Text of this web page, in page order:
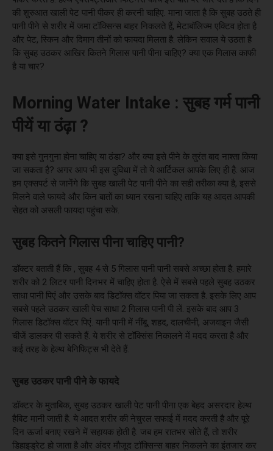
की शुरुआत खाली पेट पानी पीकर ही करनी चाहिए. माना जाता है कि सुबह उठते ही
पानी पीने से शरीर में जमा टॉक्सिन्स बाहर निकलते हैं, मेटाबॉलिज्म एक्टिव होता है
और पेट, स्किन और दिमाग तीनों को फायदा मिलता है. लेकिन सवाल ये उठता है
कि सुबह उठकर आखिर कितने गिलास पानी पीना चाहिए? क्या एक गिलास काफी
है या चार?
Morning Water Intake : सुबह गर्म पानी
पीयें या ठंढ़ा ?
क्या इसे गुनगुना होना चाहिए या ठंडा? और क्या इसे पीने के तुरंत बाद नाश्ता किया
जा सकता है? अगर आप भी इस दुविधा में तो ये आर्टिकल आपके लिए ही है. आज
हम एक्सपर्ट से जानेंगे कि सुबह खाली पेट पानी पीने का सही तरीका क्या है, इससे
मिलने वाले फायदे और किन बातों का ध्यान रखना चाहिए ताकि यह आदत आपकी
सेहत को असली फायदा पहुंचा सके.
सुबह कितने गिलास पीना चाहिए पानी?
डॉक्टर बताती हैं कि , सुबह 4 से 5 गिलास पानी पानी सबसे अच्छा होता है. हमारे
शरीर को 2 लिटर पानी दिनभर में चाहिए होता है. ऐसे में सबसे पहले सुबह उठकर
साधा पानी पिएं और उसके बाद डिटॉक्स वॉटर पिया जा सकता है. इसके लिए आप
सबसे पहले उठकर खाली पेच साधा 2 गिलास पानी पी लें. इसके बाद आप 3
गिलास डिटॉक्स वॉटर पिएं. यानी पानी में नींबू, शहद, दालचीनी, अजवाइन जैसी
चीजें डालकर पी सकते हैं. ये शरीर से टॉक्सिंस निकालने में मदद करता है और
कई तरह के हेल्थ बेनिफिट्स भी देते हैं.
सुबह उठकर पानी पीने के फायदे
डॉक्टर के मुताबिक, सुबह उठकर खाली पेट पानी पीना एक बेहद असरदार हेल्थ
हैबिट मानी जाती है. ये आदत शरीर की नेचुरल सफाई में मदद करती है और पूरे
दिन ऊर्जा बनाए रखने में सहायक होती है. जब हम रातभर सोते हैं, तो शरीर
डिहाइड्रेट हो जाता है और अंदर मौजूद टॉक्सिन्स बाहर निकलने का इंतजार कर